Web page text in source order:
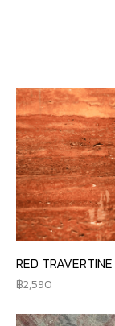
RED TRAVERTINE
2,590